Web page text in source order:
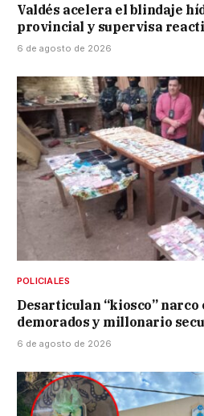
Valdés acelera el blindaje
provincial y supervisa
6 de agosto de 2026
POLICIALES
Desarticulan “kiosco” narco
demorados y millonario
6 de agosto de 2026